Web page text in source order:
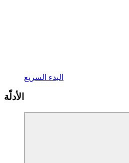
البدء السريع
الأدلّة